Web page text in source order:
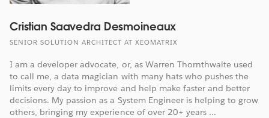
Cristian Saavedra Desmoineaux
SENIOR SOLUTION ARCHITECT AT XEOMATRIX
I am a developer advocate, or, as Warren Thornthwaite used
to call me, a data magician with many hats who pushes the
limits every day to improve and help make faster and better
decisions. My passion as a System Engineer is helping to grow
others, bringing my experience of over 20+ years ...